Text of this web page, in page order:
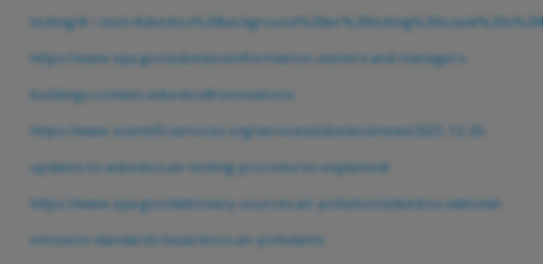
testing/
https://www.epa.gov/asbestos/information-owners-and-managers-
buildings-contain-asbestos#renovations
https://www.scientificservices.org/services/asbestos/news/2021-12-20-
updates-to-asbestos-air-testing-procedures-explained/
https://www.epa.gov/stationary-sources-air-pollution/asbestos-national-
emission-standards-hazardous-air-pollutants